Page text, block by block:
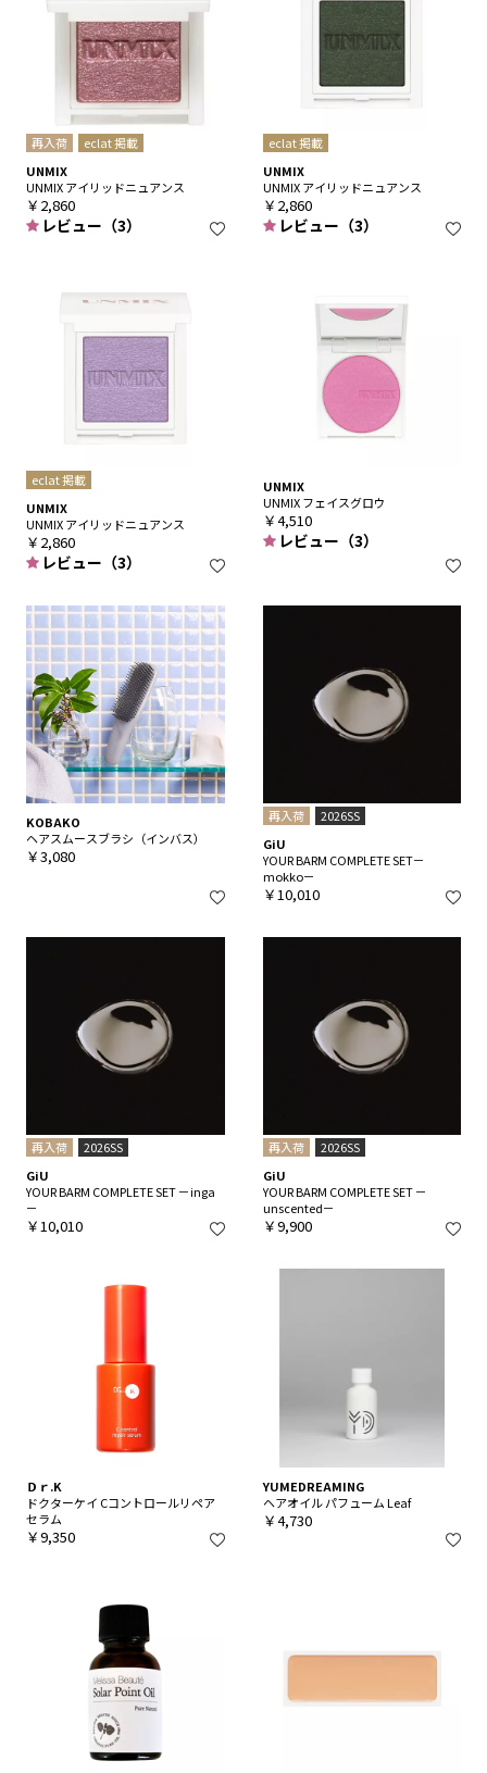
再入荷
eclat 掲載
UNMIX
UNMIX アイリッドニュアンス
￥2,860
レビュー（3）
eclat 掲載
UNMIX
UNMIX アイリッドニュアンス
￥2,860
レビュー（3）
eclat 掲載
UNMIX
UNMIX アイリッドニュアンス
￥2,860
レビュー（3）
UNMIX
UNMIX フェイスグロウ
￥4,510
レビュー（3）
KOBAKO
ヘアスムースブラシ（インバス）
￥3,080
再入荷
2026SS
GiU
YOUR BARM COMPLETE SET－
mokko－
￥10,010
再入荷
2026SS
GiU
YOUR BARM COMPLETE SET －inga
－
￥10,010
再入荷
2026SS
GiU
YOUR BARM COMPLETE SET －
unscented－
￥9,900
Ｄｒ.K
ドクターケイ Cコントロールリペア
セラム
￥9,350
YUMEDREAMING
ヘアオイル パフューム Leaf
￥4,730